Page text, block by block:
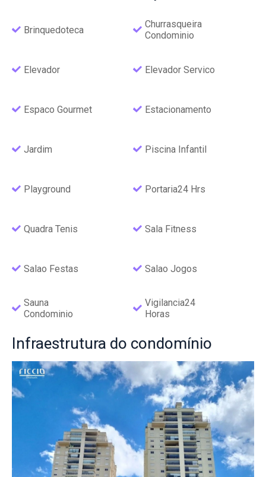
Brinquedoteca
Churrasqueira
Condominio
Elevador Elevador Servico
Espaco Gourmet Estacionamento
Jardim Piscina Infantil
Playground Portaria24 Hrs
Quadra Tenis Sala Fitness
Salao Festas Salao Jogos
Sauna
Condominio
Vigilancia24
Horas
Infraestrutura do condomínio